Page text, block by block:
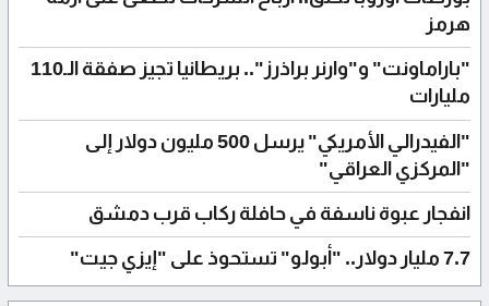
هرمز
"باراماونت" و"وارنر براذرز".. بريطانيا تجيز صفقة الـ110
مليارات
"الفيدرالي الأمريكي" يرسل 500 مليون دولار إلى
"المركزي العراقي"
انفجار عبوة ناسفة في حافلة ركاب قرب دمشق
7.7 مليار دولار.. "أبولو" تستحوذ على "إيزي جيت"